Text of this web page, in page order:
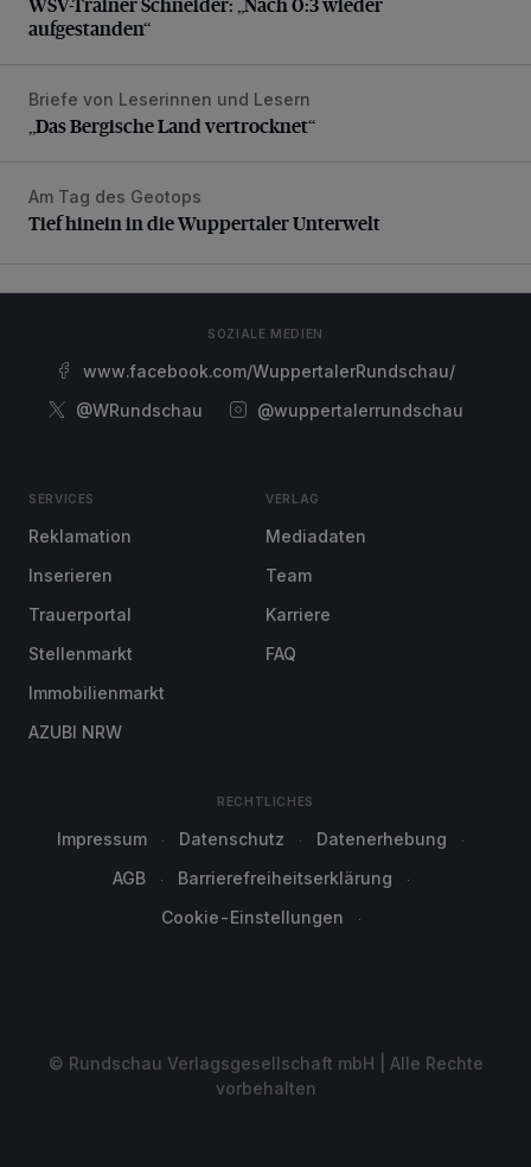
aufgestanden“
„Das Bergische Land vertrocknet“
Briefe von Leserinnen und Lesern
„Das Bergische Land vertrocknet“
Tief hinein in die Wuppertaler Unterwelt
Am Tag des Geotops
Tief hinein in die Wuppertaler Unterwelt
SOZIALE MEDIEN
www.facebook.com/WuppertalerRundschau/
@WRundschau
@wuppertalerrundschau
SERVICES
Reklamation
Inserieren
Trauerportal
Stellenmarkt
Immobilienmarkt
AZUBI NRW
VERLAG
Mediadaten
Team
Karriere
FAQ
RECHTLICHES
Impressum Datenschutz
Datenerhebung
AGB
Barrierefreiheitserklärung
Cookie-Einstellungen
© Rundschau Verlagsgesellschaft mbH | Alle Rechte
vorbehalten